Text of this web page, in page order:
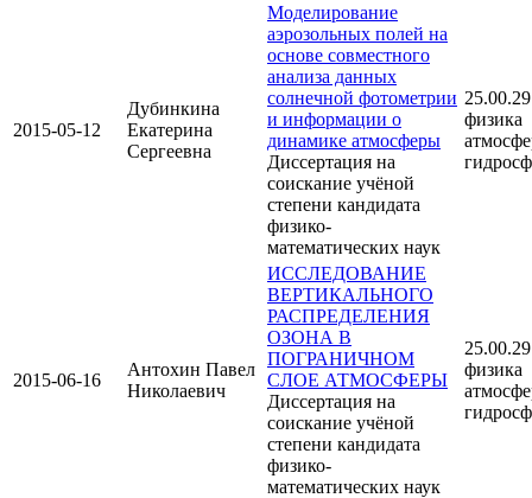
2015-05-12
Дубинкина
Екатерина
Сергеевна
Моделирование
аэрозольных полей на
основе совместного
анализа данных
солнечной фотометрии
и информации о
динамике атмосферы
Диссертация на
соискание учёной
степени кандидата
физико-
математических наук
физика
2015-06-16
Антохин Павел
Николаевич
ИССЛЕДОВАНИЕ
ВЕРТИКАЛЬНОГО
РАСПРЕДЕЛЕНИЯ
ОЗОНА В
ПОГРАНИЧНОМ
СЛОЕ АТМОСФЕРЫ
Диссертация на
соискание учёной
степени кандидата
физико-
математических наук
физика